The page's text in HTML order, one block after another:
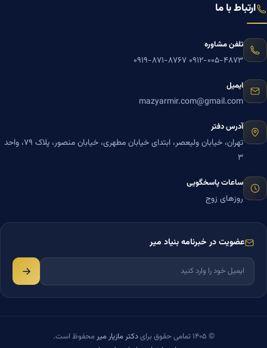
ارتباط با ما
تلفن مشاوره
۰۹۱۲-۰۰۵-۴۸۷۳ ۰۹۱۹-۸۷۱-۸۷۶۷
ایمیل
mazyarmir.com@gmail.com
آدرس دفتر
تهران، خیابان ولیعصر، ابتدای خیابان مطهری، خیابان منصور، پلاک ۷۹، واحد
۳
ساعات پاسخگویی
روزهای زوج
عضویت در خبرنامه بنیاد میر
© ۱۴۰۵ تمامی حقوق برای دکتر مازیار میرمحفوظ است.